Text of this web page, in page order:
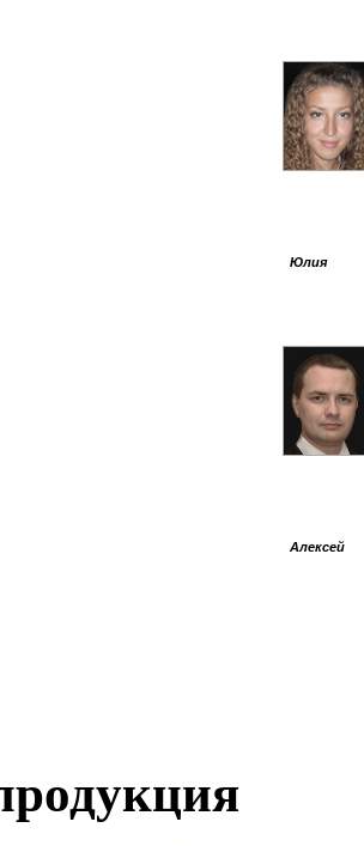
Юлия
Алексей